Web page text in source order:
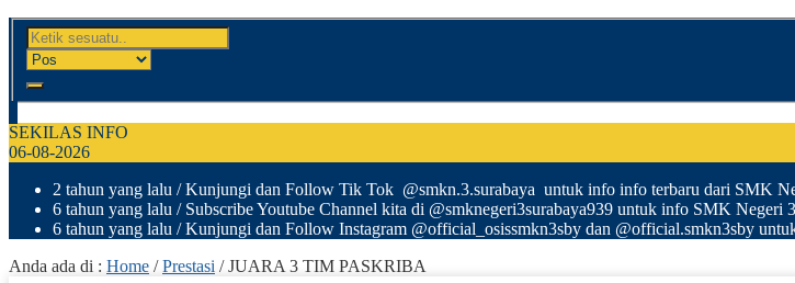
SEKILAS INFO
06-08-2026
2 tahun yang lalu / Kunjungi dan Follow Tik Tok @smkn.3.surabaya untuk info info terbaru dari SMK
6 tahun yang lalu / Subscribe Youtube Channel kita di @smknegeri3surabaya939 untuk info SMK Negeri
6 tahun yang lalu / Kunjungi dan Follow Instagram @official_osissmkn3sby dan @official.smkn3sby
Anda ada di : Home /Prestasi /JUARA 3 TIM PASKRIBA